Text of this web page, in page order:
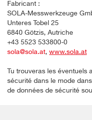
Fabricant :
SOLA-Messwerkzeuge
Unteres Tobel 25
6840 Götzis, Autriche
+43 5523 533800-0
sola@sola.at, www.sola.at
Tu trouveras les
sécurité dans le mode
de données de sécurité